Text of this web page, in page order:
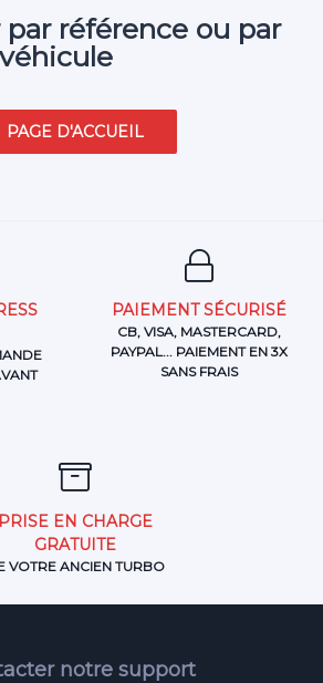
par référence ou par
PAIEMENT SÉCURISÉ
CB, VISA, MASTERCARD,
PAYPAL... PAIEMENT EN 3X
SANS FRAIS
PRISE EN CHARGE
GRATUITE
VOTRE ANCIEN TURBO
notre support